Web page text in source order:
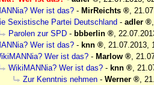
Wer ist das? - MirReichts ,
Sexistische Partei Deutschland - adler
Parolen zur SPD - bbberlin ,
Wer ist das? - knn , 21.07.2013,
Wer ist das? - Marlow ,
WikiMANNia? Wer ist das? - knn ,
Zur Kenntnis nehmen - Werner ,